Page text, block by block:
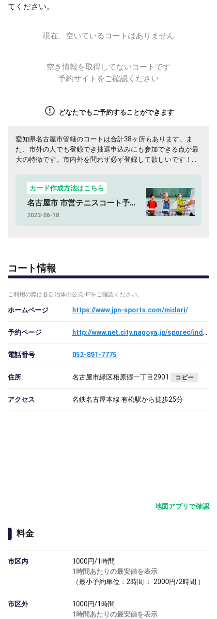
てください。
現在、空いているコートはありません
空き情報を取得してないコートです
予約サイトをご確認ください
どなたでもご予約することができます
愛知県名古屋市管轄のコートは合計38ヶ所もあります。ま
た、市外の人でも登録でき抽選申込みにも参加できる点が最
大の特徴です。市内外を問わず必ず登録して欲しいです！利
カード作成方法はこちら
名古屋市 市営テニスコート予約方法
2023-06-18
コート情報
ご利用の際は各自治体の公式HPをご確認ください。
ホームページ https://www.jpn-sports.com/midori/
予約ページ
電話番号 052-891-7775
住所 名古屋市緑区相原郷一丁目2901 コピー
アクセス 名鉄名古屋本線 有松駅から徒歩25分
地図アプリで確認
料金
市区内
1000円/1時間
1時間あたりの最安値を表示
（最小予約単位：2時間 ： 2000円/2時間 ）
市区外
1000円/1時間
1時間あたりの最安値を表示